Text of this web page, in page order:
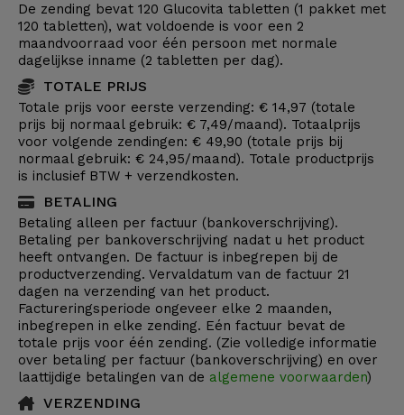
De zending bevat 120 Glucovita tabletten (1 pakket met
120 tabletten), wat voldoende is voor een 2
maandvoorraad voor één persoon met normale
dagelijkse inname (2 tabletten per dag).
TOTALE PRIJS
Totale prijs voor eerste verzending: € 14,97 (totale
prijs bij normaal gebruik: € 7,49/maand). Totaalprijs
voor volgende zendingen: € 49,90 (totale prijs bij
normaal gebruik: € 24,95/maand). Totale productprijs
is inclusief BTW + verzendkosten.
BETALING
Betaling alleen per factuur (bankoverschrijving).
Betaling per bankoverschrijving nadat u het product
heeft ontvangen. De factuur is inbegrepen bij de
productverzending. Vervaldatum van de factuur 21
dagen na verzending van het product.
Factureringsperiode ongeveer elke 2 maanden,
inbegrepen in elke zending. Eén factuur bevat de
totale prijs voor één zending. (Zie volledige informatie
over betaling per factuur (bankoverschrijving) en over
laattijdige betalingen van de algemene voorwaarden)
VERZENDING